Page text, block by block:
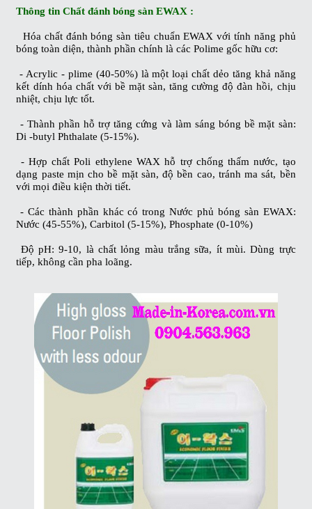
Thông tinChất đánh bóng sàn EWAX :
Hóa chất đánh bóng sàn tiêu chuẩn EWAX với tính năng phủ
bóng toàn diện, thành phần chính là các Polime gốc hữu cơ:
- Acrylic - plime (40-50%) là một loại chất dẻo tăng khả năng
kết dính hóa chất với bề mặt sàn, tăng cường độ đàn hồi, chịu
nhiệt, chịu lực tốt.
- Thành phần hỗ trợ tăng cứng và làm sáng bóng bề mặt sàn:
Di -butyl Phthalate (5-15%).
- Hợp chất Poli ethylene WAX hỗ trợ chống thấm nước, tạo
dạng paste mịn cho bề mặt sàn, độ bền cao, tránh ma sát, bền
với mọi điều kiện thời tiết.
- Các thành phần khác có trongNước phủ bóng sàn EWAX:
Nước (45-55%), Carbitol (5-15%), Phosphate (0-10%)
Độ pH: 9-10, là chất lỏng màu trắng sữa, ít mùi. Dùng trực
tiếp, không cần pha loãng.